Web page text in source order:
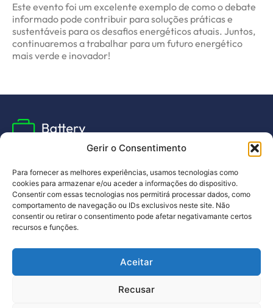
Gerir o Consentimento
Para fornecer as melhores experiências, usamos tecnologias como
cookies para armazenar e/ou aceder a informações do dispositivo.
Consentir com essas tecnologias nos permitirá processar dados, como
comportamento de navegação ou IDs exclusivos neste site. Não
consentir ou retirar o consentimento pode afetar negativamante certos
recursos e funções.
Aceitar
Recusar
Este evento foi um excelente exemplo de como o debate
informado pode contribuir para soluções práticas e
sustentáveis para os desafios energéticos atuais. Juntos,
continuaremos a trabalhar para um futuro energético
mais verde e inovador!
Subscribe to our newsletter
and stay up to date with all the news